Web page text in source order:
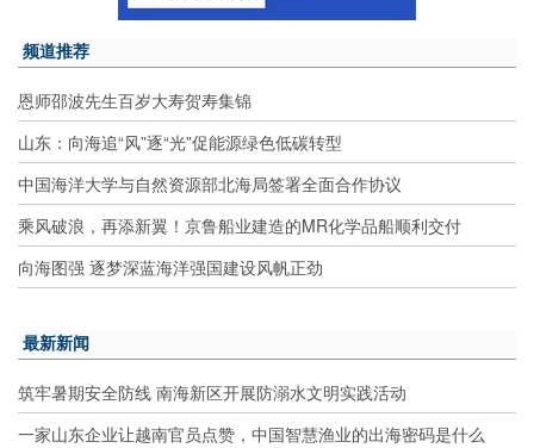
频道推荐
恩师邵波先生百岁大寿贺寿集锦
山东：向海追“风”逐“光”促能源绿色低碳转型
中国海洋大学与自然资源部北海局签署全面合作协议
乘风破浪，再添新翼！京鲁船业建造的MR化学品船顺利交付
向海图强 逐梦深蓝海洋强国建设风帆正劲
最新新闻
筑牢暑期安全防线 南海新区开展防溺水文明实践活动
一家山东企业让越南官员点赞，中国智慧渔业的出海密码是什么